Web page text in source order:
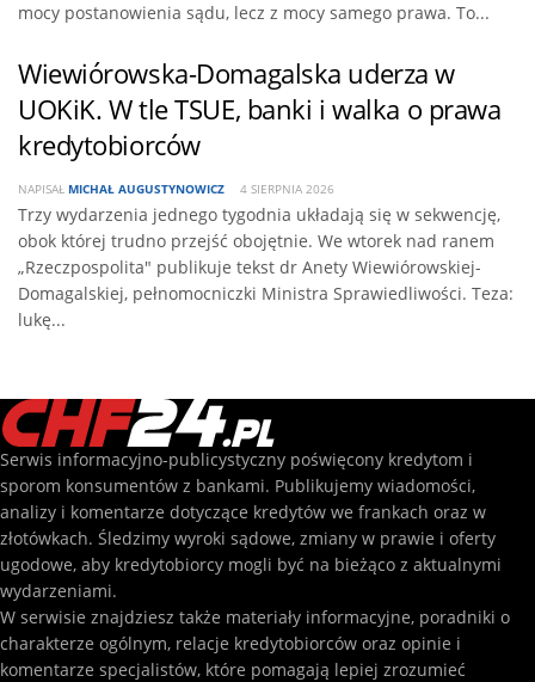
mocy postanowienia sądu, lecz z mocy samego prawa. To...
Wiewiórowska-Domagalska uderza w
UOKiK. W tle TSUE, banki i walka o prawa
kredytobiorców
NAPISAŁ MICHAŁ AUGUSTYNOWICZ 4 SIERPNIA 2026
Trzy wydarzenia jednego tygodnia układają się w sekwencję,
obok której trudno przejść obojętnie. We wtorek nad ranem
„Rzeczpospolita" publikuje tekst dr Anety Wiewiórowskiej-
Domagalskiej, pełnomocniczki Ministra Sprawiedliwości. Teza:
lukę...
Serwis informacyjno-publicystyczny poświęcony kredytom i
sporom konsumentów z bankami. Publikujemy wiadomości,
analizy i komentarze dotyczące kredytów we frankach oraz w
złotówkach. Śledzimy wyroki sądowe, zmiany w prawie i oferty
ugodowe, aby kredytobiorcy mogli być na bieżąco z aktualnymi
wydarzeniami.
W serwisie znajdziesz także materiały informacyjne, poradniki o
charakterze ogólnym, relacje kredytobiorców oraz opinie i
komentarze specjalistów, które pomagają lepiej zrozumieć